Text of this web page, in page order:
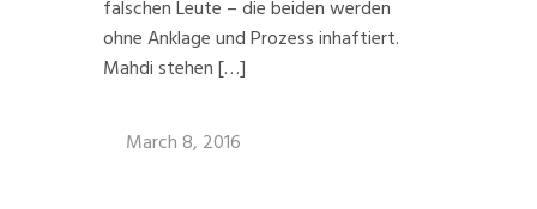
falschen Leute – die beiden werden
ohne Anklage und Prozess inhaftiert.
Mahdi stehen […]
March 8, 2016